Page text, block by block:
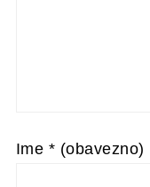
Ime * (obavezno)